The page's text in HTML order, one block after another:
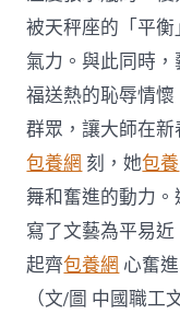
被天秤座的「平
氣力。與此同時
福送熱的恥辱情
群眾，讓大師在
包養網 刻，她包養
舞和奮進的動力
寫了文藝為平易
起齊包養網 心奮
（文/圖 中國職工